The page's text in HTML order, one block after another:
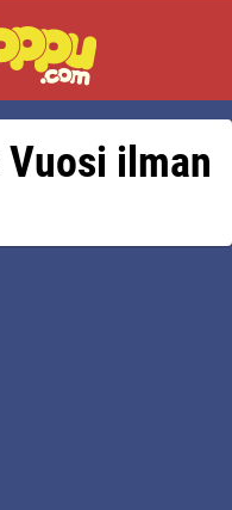
ilman